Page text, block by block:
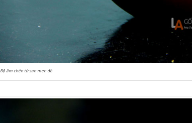
Bộ ấm chén tử san men đỏ